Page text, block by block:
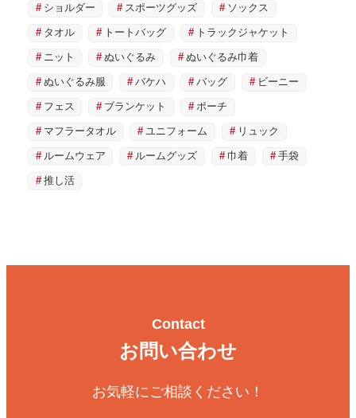
ショルダー スポーツグッズ ソックス
タオル トートバッグ トラックジャケット
ニット ぬいぐるみ ぬいぐるみ巾着
ぬいぐるみ服 バケハ バッグ ビーニー
フェス ブランケット ポーチ
マフラータオル ユニフォーム リュック
ルームウェア ルームグッズ 巾着 手袋
推し活
Contact
お問い合わせ
お気軽にご相談ください！